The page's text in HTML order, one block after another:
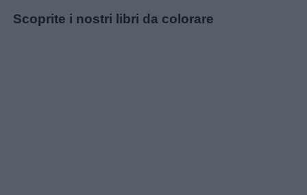
Link
Scoprite i nostri libri da colorare